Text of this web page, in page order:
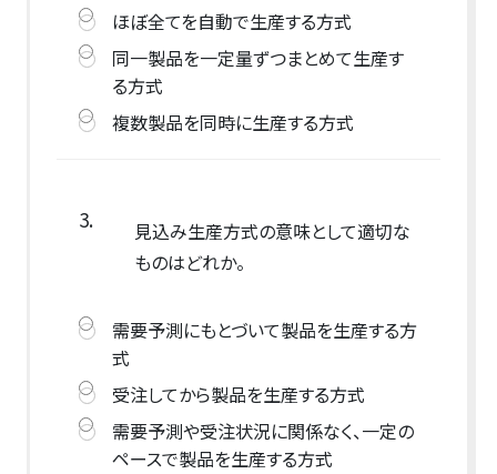
ほぼ全てを自動で生産する方式
同一製品を一定量ずつまとめて生産す
る方式
複数製品を同時に生産する方式
3.
見込み生産方式の意味として適切な
ものはどれか。
需要予測にもとづいて製品を生産する方
式
受注してから製品を生産する方式
需要予測や受注状況に関係なく、一定の
ペースで製品を生産する方式